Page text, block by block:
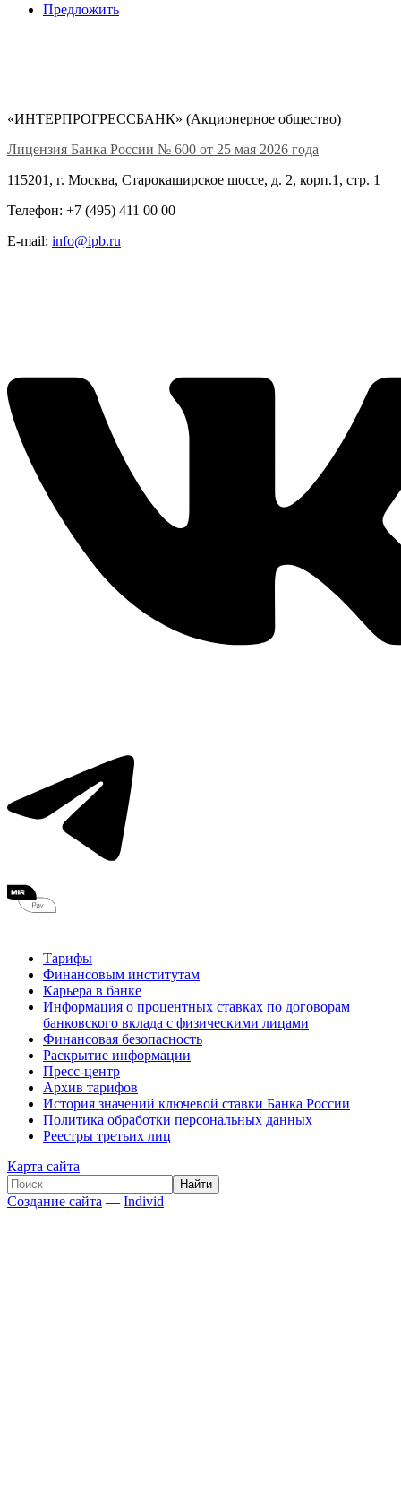
Предложить
«ИНТЕРПРОГРЕССБАНК» (Акционерное общество)
Лицензия Банка России № 600 от 25 мая 2026 года
115201, г. Москва, Старокаширское шоссе, д. 2, корп.1, стр. 1
Телефон: +7 (495) 411 00 00
E-mail: info@ipb.ru
Тарифы
Финансовым институтам
Карьера в банке
Информация о процентных ставках по договорам
банковского вклада с физическими лицами
Финансовая безопасность
Раскрытие информации
Пресс-центр
Архив тарифов
История значений ключевой ставки Банка России
Политика обработки персональных данных
Реестры третьих лиц
Карта сайта
Создание сайта — Individ